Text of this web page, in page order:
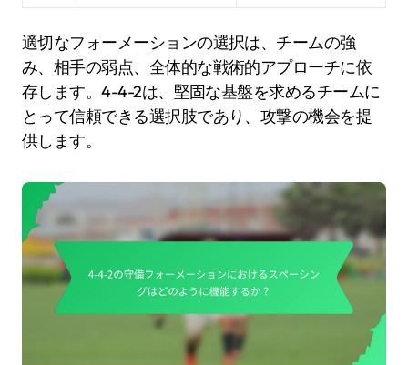
適切なフォーメーションの選択は、チームの強
み、相手の弱点、全体的な戦術的アプローチに依
存します。4-4-2は、堅固な基盤を求めるチームに
とって信頼できる選択肢であり、攻撃の機会を提
供します。